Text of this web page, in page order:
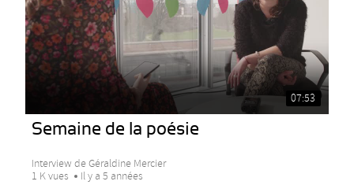
07:53
Semaine de la poésie
Interview de Géraldine Mercier
1 K vues
Il y a 5 années